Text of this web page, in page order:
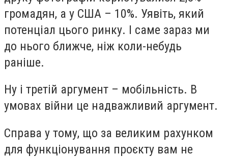
громадян, а у США – 10%. Уявіть, який
потенціал цього ринку. І саме зараз ми
до нього ближче, ніж коли-небудь
раніше.
Ну і третій аргумент – мобільність. В
умовах війни це надважливий аргумент.
Справа у тому, що за великим рахунком
для функціонування проєкту вам не